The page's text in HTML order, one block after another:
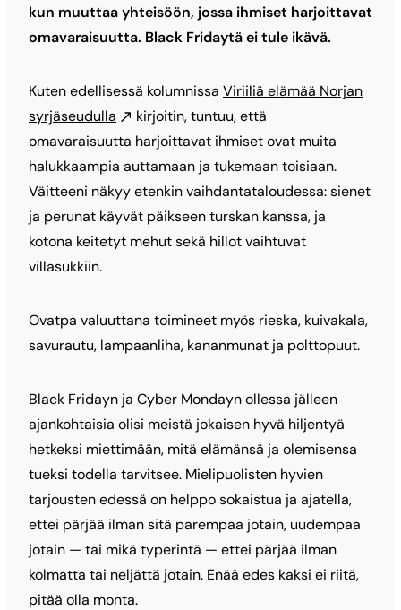
kun muuttaa yhteisöön, jossa ihmiset harjoittavat
omavaraisuutta. Black Fridaytä ei tule ikävä.
Kuten edellisessä kolumnissa Viriiliä elämää Norjan
syrjäseudulla
kirjoitin, tuntuu, että
omavaraisuutta harjoittavat ihmiset ovat muita
halukkaampia auttamaan ja tukemaan toisiaan.
Väitteeni näkyy etenkin vaihdantataloudessa: sienet
ja perunat käyvät päikseen turskan kanssa, ja
kotona keitetyt mehut sekä hillot vaihtuvat
villasukkiin.
Ovatpa valuuttana toimineet myös rieska, kuivakala,
savurautu, lampaanliha, kananmunat ja polttopuut.
Black Fridayn ja Cyber Mondayn ollessa jälleen
ajankohtaisia olisi meistä jokaisen hyvä hiljentyä
hetkeksi miettimään, mitä elämänsä ja olemisensa
tueksi todella tarvitsee. Mielipuolisten hyvien
tarjousten edessä on helppo sokaistua ja ajatella,
ettei pärjää ilman sitä parempaa jotain, uudempaa
jotain — tai mikä typerintä — ettei pärjää ilman
kolmatta tai neljättä jotain. Enää edes kaksi ei riitä,
pitää olla monta.